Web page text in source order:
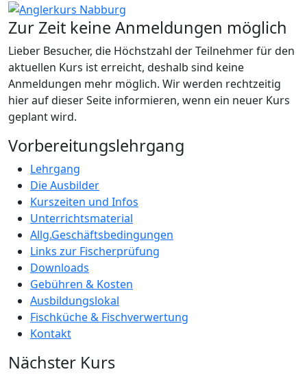
Zur Zeit keine Anmeldungen möglich
Lieber Besucher, die Höchstzahl der Teilnehmer für den
aktuellen Kurs ist erreicht, deshalb sind keine
Anmeldungen mehr möglich. Wir werden rechtzeitig
hier auf dieser Seite informieren, wenn ein neuer Kurs
geplant wird.
Vorbereitungslehrgang
Lehrgang
Die Ausbilder
Kurszeiten und Infos
Unterrichtsmaterial
Allg.Geschäftsbedingungen
Links zur Fischerprüfung
Downloads
Gebühren & Kosten
Ausbildungslokal
Fischküche & Fischverwertung
Kontakt
Nächster Kurs